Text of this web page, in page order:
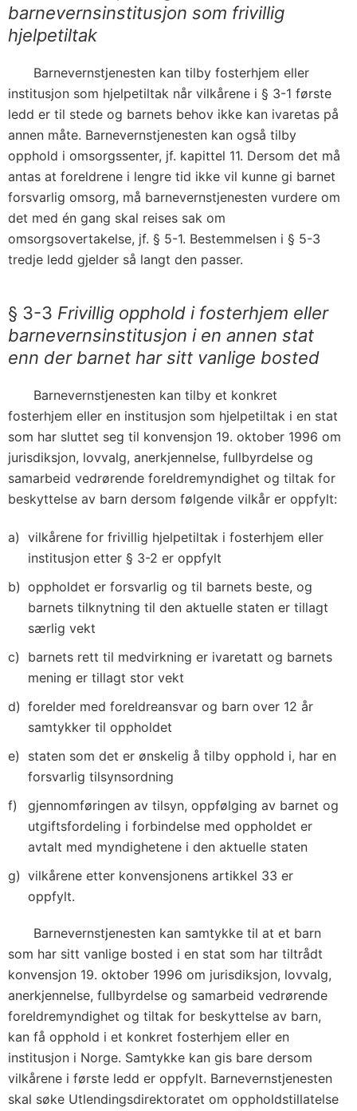
barnevernsinstitusjon som frivillig
hjelpetiltak
Barnevernstjenesten kan tilby fosterhjem eller
institusjon som hjelpetiltak når vilkårene i § 3-1 første
ledd er til stede og barnets behov ikke kan ivaretas på
annen måte. Barnevernstjenesten kan også tilby
opphold i omsorgssenter, jf. kapittel 11. Dersom det må
antas at foreldrene i lengre tid ikke vil kunne gi barnet
forsvarlig omsorg, må barnevernstjenesten vurdere om
det med én gang skal reises sak om
omsorgsovertakelse, jf. § 5-1. Bestemmelsen i § 5-3
tredje ledd gjelder så langt den passer.
§ 3-3 Frivillig opphold i fosterhjem eller
barnevernsinstitusjon i en annen stat
enn der barnet har sitt vanlige bosted
Barnevernstjenesten kan tilby et konkret
fosterhjem eller en institusjon som hjelpetiltak i en stat
som har sluttet seg til konvensjon 19. oktober 1996 om
jurisdiksjon, lovvalg, anerkjennelse, fullbyrdelse og
samarbeid vedrørende foreldremyndighet og tiltak for
beskyttelse av barn dersom følgende vilkår er oppfylt:
vilkårene for frivillig hjelpetiltak i fosterhjem eller
institusjon etter § 3-2 er oppfylt
oppholdet er forsvarlig og til barnets beste, og
barnets tilknytning til den aktuelle staten er tillagt
særlig vekt
barnets rett til medvirkning er ivaretatt og barnets
mening er tillagt stor vekt
forelder med foreldreansvar og barn over 12 år
samtykker til oppholdet
staten som det er ønskelig å tilby opphold i, har en
forsvarlig tilsynsordning
gjennomføringen av tilsyn, oppfølging av barnet og
utgiftsfordeling i forbindelse med oppholdet er
avtalt med myndighetene i den aktuelle staten
vilkårene etter konvensjonens artikkel 33 er
oppfylt.
Barnevernstjenesten kan samtykke til at et barn
som har sitt vanlige bosted i en stat som har tiltrådt
konvensjon 19. oktober 1996 om jurisdiksjon, lovvalg,
anerkjennelse, fullbyrdelse og samarbeid vedrørende
foreldremyndighet og tiltak for beskyttelse av barn,
kan få opphold i et konkret fosterhjem eller en
institusjon i Norge. Samtykke kan gis bare dersom
vilkårene i første ledd er oppfylt. Barnevernstjenesten
skal søke Utlendingsdirektoratet om oppholdstillatelse